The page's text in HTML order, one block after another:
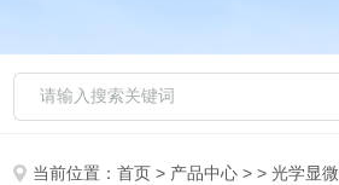
当前位置：首页 > 产品中心 > >光学显